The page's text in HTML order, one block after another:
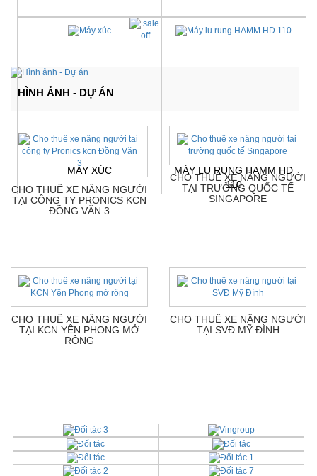
Giá:Liên hệ Giá:Liên hệ
MÁY XÚC
Giá:Liên hệ
MÁY LU RUNG HAMM HD
110
Giá:Liên hệ
HÌNH ẢNH - DỰ ÁN
CHO THUÊ XE NÂNG NGƯỜI
TẠI CÔNG TY PRONICS KCN
ĐỒNG VĂN 3
CHO THUÊ XE NÂNG NGƯỜI
TẠI TRƯỜNG QUỐC TẾ
SINGAPORE
CHO THUÊ XE NÂNG NGƯỜI
TẠI KCN YÊN PHONG MỞ
RỘNG
CHO THUÊ XE NÂNG NGƯỜI
TẠI SVĐ MỸ ĐÌNH